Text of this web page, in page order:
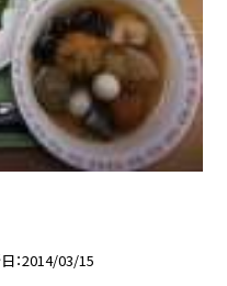
2014/03/15